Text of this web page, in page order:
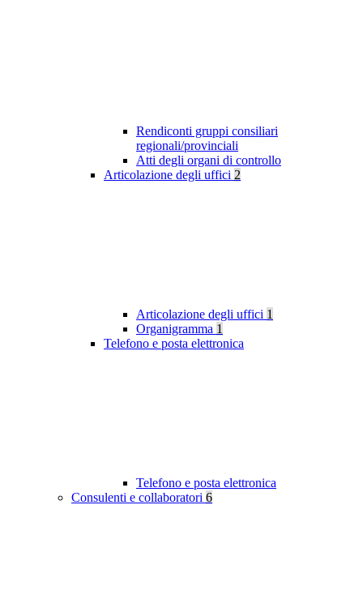
Rendiconti gruppi consiliari
regionali/provinciali
Atti degli organi di controllo
Articolazione degli uffici 2
Articolazione degli uffici 1
Organigramma 1
Telefono e posta elettronica
Telefono e posta elettronica
Consulenti e collaboratori 6